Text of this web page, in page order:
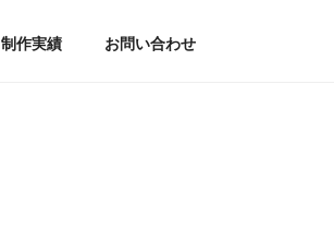
制作実績 お問い合わせ